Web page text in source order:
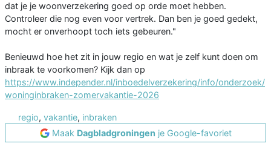
dat je je woonverzekering goed op orde moet hebben.
Controleer die nog even voor vertrek. Dan ben je goed gedekt,
mocht er onverhoopt toch iets gebeuren."
Benieuwd hoe het zit in jouw regio en wat je zelf kunt doen om
inbraak te voorkomen? Kijk dan op
https://www.independer.nl/inboedelverzekering/info/onderzoek/
woninginbraken-zomervakantie-2026
regio, vakantie, inbraken
Maak Dagbladgroningen je Google-favoriet